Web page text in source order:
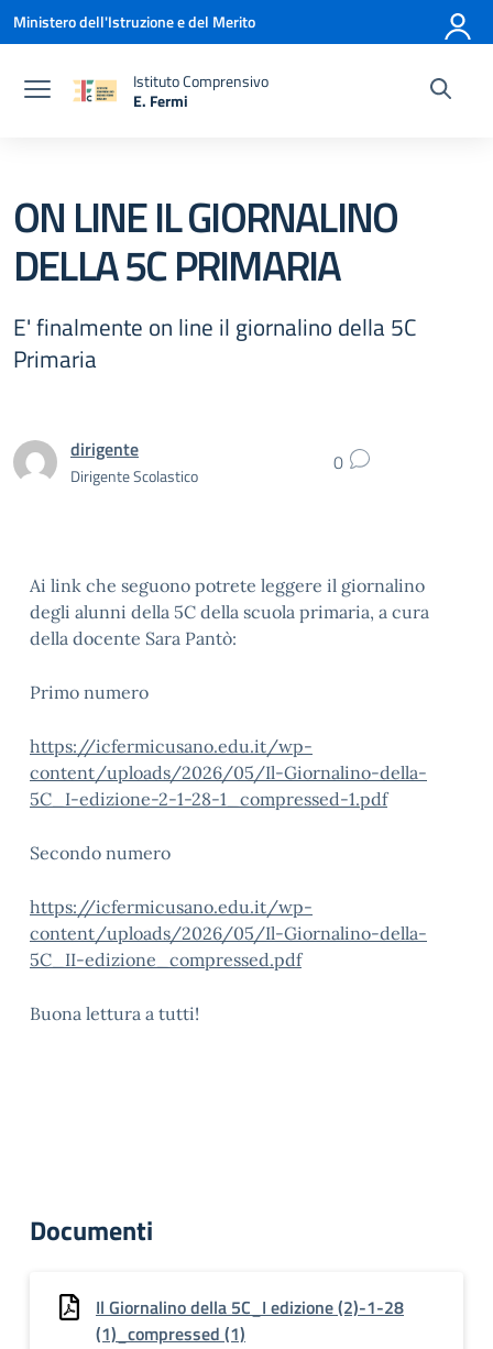
Vai ai contenuti
Vai al menu di navigazione
Vai al footer
Ministero dell'Istruzione e del Merito
Istituto Comprensivo
E. Fermi
ON LINE IL GIORNALINO
DELLA 5C PRIMARIA
E' finalmente on line il giornalino della 5C
Primaria
dirigente
Dirigente Scolastico 0
Ai link che seguono potrete leggere il giornalino
degli alunni della 5C della scuola primaria, a cura
della docente Sara Pantò:
Primo numero
https://icfermicusano.edu.it/wp-
content/uploads/2026/05/Il-Giornalino-della-
5C_I-edizione-2-1-28-1_compressed-1.pdf
Secondo numero
https://icfermicusano.edu.it/wp-
content/uploads/2026/05/Il-Giornalino-della-
5C_II-edizione_compressed.pdf
Buona lettura a tutti!
Documenti
Il Giornalino della 5C_I edizione (2)-1-28
(1)_compressed (1)